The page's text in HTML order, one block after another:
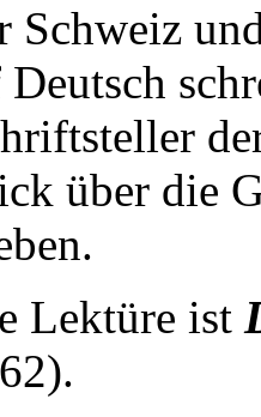
Schweiz
über die
Lektüre ist